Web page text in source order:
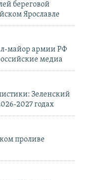
береговой
Ярославле
майор армии РФ
медиа
Зеленский
2027 годах
проливе